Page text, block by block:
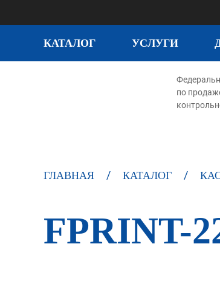
КАТАЛОГ УСЛУГИ
по
ГЛАВНАЯ КАТАЛОГ
FPRINT-